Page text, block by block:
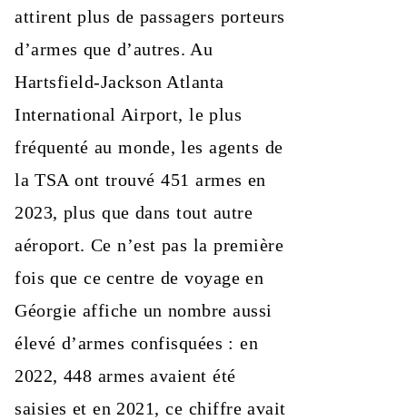
attirent plus de passagers porteurs
d’armes que d’autres. Au
Hartsfield-Jackson Atlanta
International Airport, le plus
fréquenté au monde, les agents de
la TSA ont trouvé 451 armes en
2023, plus que dans tout autre
aéroport. Ce n’est pas la première
fois que ce centre de voyage en
Géorgie affiche un nombre aussi
élevé d’armes confisquées : en
2022, 448 armes avaient été
saisies et en 2021, ce chiffre avait